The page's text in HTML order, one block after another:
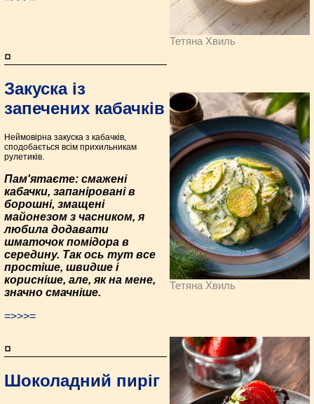
Тетяна Хвиль
¤
Закуска із
запечених кабачків
Неймовірна закуска з кабачків,
сподобається всім прихильникам
рулетиків.
Пам'ятаєте: смажені
кабачки, запаніровані в
борошні, змащені
майонезом з часником, я
любила додавати
шматочок помідора в
середину. Так ось тут все
простіше, швидше і
корисніше, але, як на мене,
значно смачніше.
=>>>=
Тетяна Хвиль
¤
Шоколадний пиріг